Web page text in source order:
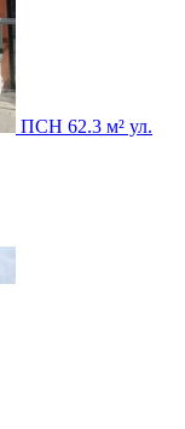
ПСН 62.3 м² ул.